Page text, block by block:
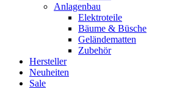
Anlagenbau
Elektroteile
Bäume & Büsche
Geländematten
Zubehör
Hersteller
Neuheiten
Sale